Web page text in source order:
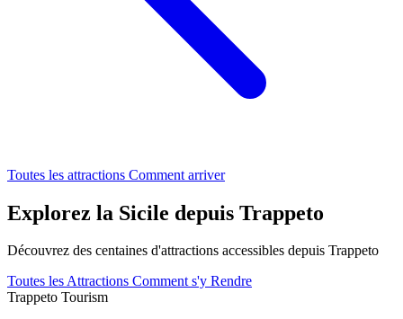
Toutes les attractions Comment arriver
Explorez la Sicile depuis Trappeto
Découvrez des centaines d'attractions accessibles depuis Trappeto
Toutes les Attractions Comment s'y Rendre
Trappeto Tourism